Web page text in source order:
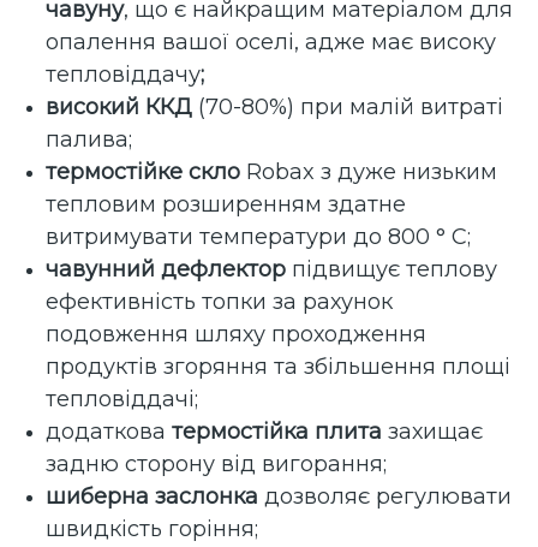
чавуну, що є найкращим матеріалом для
опалення вашої оселі, адже має високу
тепловіддачу;
високий ККД (70-80%) при малій витраті
палива;
термостійке скло Robax з дуже низьким
тепловим розширенням здатне
витримувати температури до 800 ° C;
чавунний дефлектор підвищує теплову
ефективність топки за рахунок
подовження шляху проходження
продуктів згоряння та збільшення площі
тепловіддачі;
додаткова термостійка плита захищає
задню сторону від вигорання;
шиберна заслонка дозволяє регулювати
швидкість горіння;